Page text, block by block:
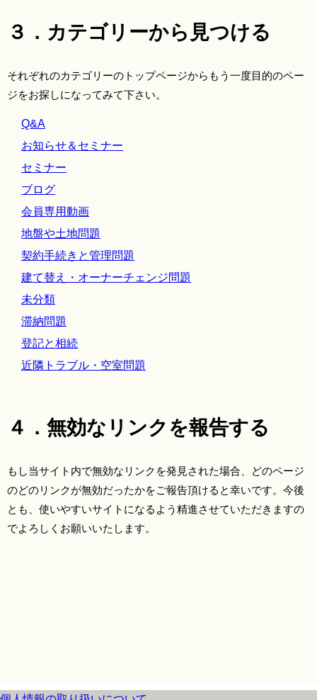
３．カテゴリーから見つける
それぞれのカテゴリーのトップページからもう一度目的のペー
ジをお探しになってみて下さい。
Q&A
お知らせ＆セミナー
セミナー
ブログ
会員専用動画
地盤や土地問題
契約手続きと管理問題
建て替え・オーナーチェンジ問題
未分類
滞納問題
登記と相続
近隣トラブル・空室問題
４．無効なリンクを報告する
もし当サイト内で無効なリンクを発見された場合、どのページ
のどのリンクが無効だったかをご報告頂けると幸いです。今後
とも、使いやすいサイトになるよう精進させていただきますの
でよろしくお願いいたします。